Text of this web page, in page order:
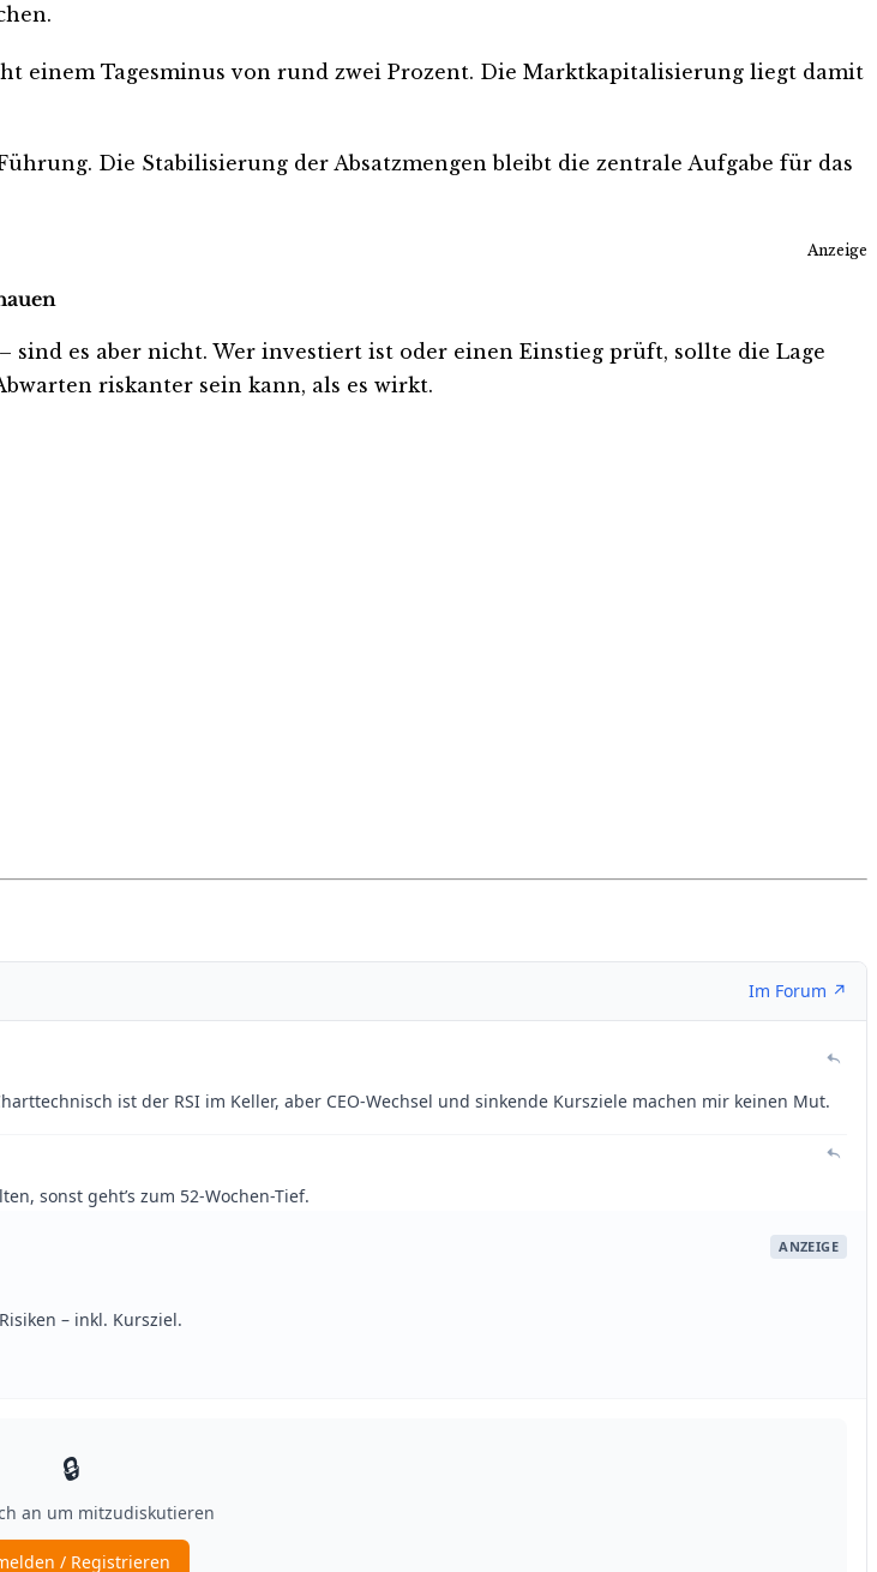
einem Tagesminus von rund zwei Prozent. Die Marktkapitalisierung liegt damit
Die Stabilisierung der Absatzmengen bleibt die zentrale Aufgabe für das
Anzeige
es aber nicht. Wer investiert ist oder einen Einstieg prüft, sollte die Lage
riskanter sein kann, als es wirkt.